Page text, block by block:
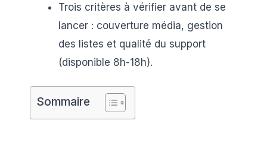
Trois critères à vérifier avant de se
lancer : couverture média, gestion
des listes et qualité du support
(disponible 8h-18h).
Sommaire